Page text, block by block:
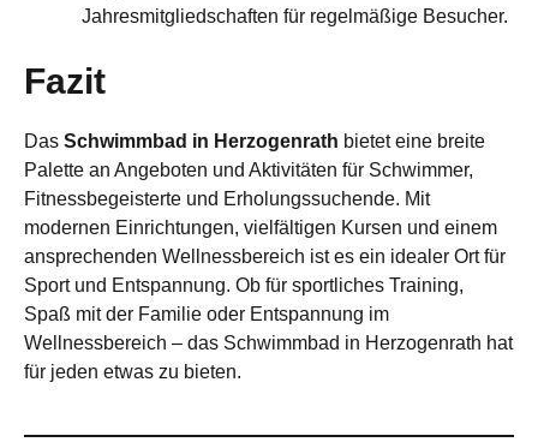
Jahresmitgliedschaften für regelmäßige Besucher.
Fazit
Das Schwimmbad in Herzogenrath bietet eine breite
Palette an Angeboten und Aktivitäten für Schwimmer,
Fitnessbegeisterte und Erholungssuchende. Mit
modernen Einrichtungen, vielfältigen Kursen und einem
ansprechenden Wellnessbereich ist es ein idealer Ort für
Sport und Entspannung. Ob für sportliches Training,
Spaß mit der Familie oder Entspannung im
Wellnessbereich – das Schwimmbad in Herzogenrath hat
für jeden etwas zu bieten.